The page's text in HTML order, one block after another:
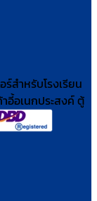
สำหรับโรงเรียน
าอี้อเนกประสงค์ ตู้